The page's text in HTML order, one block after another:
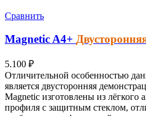
Сравнить
MagneticA4+
5.100 ₽
Отличительной особенностью
является двусторонняя
Magnetic изготовлены из лёгкого
профиля с защитным стеклом,